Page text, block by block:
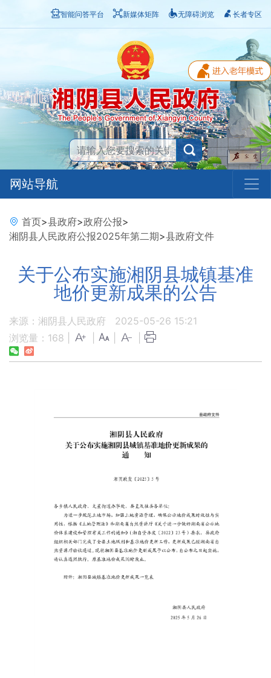
智能问答平台 新媒体矩阵 无障碍浏览 长者专区
网站导航
首页>县政府>政府公报>
湘阴县人民政府公报2025年第二期>县政府文件
关于公布实施湘阴县城镇基准
地价更新成果的公告
来源：湘阴县人民政府
2025-05-26 15:21
浏览量： 168